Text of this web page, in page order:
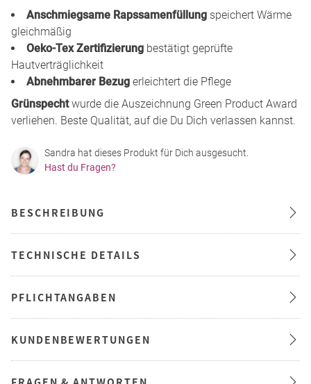
Anschmiegsame Rapssamenfüllung speichert Wärme
gleichmäßig
Oeko-Tex Zertifizierung bestätigt geprüfte
Hautverträglichkeit
Abnehmbarer Bezug erleichtert die Pflege
Grünspechtwurde die Auszeichnung Green Product Award
verliehen. Beste Qualität, auf die Du Dich verlassen kannst.
Sandra hat dieses Produkt für Dich ausgesucht.
Hast du Fragen?
BESCHREIBUNG
TECHNISCHE DETAILS
PFLICHTANGABEN
KUNDENBEWERTUNGEN